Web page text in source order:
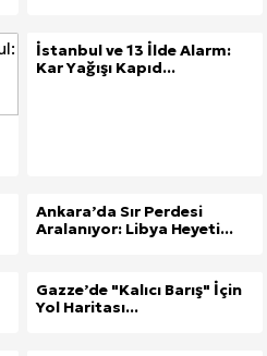
İstanbul ve 13 İlde Alarm:
Kar Yağışı Kapıd...
Ankara’da Sır Perdesi
Aralanıyor: Libya Heyeti...
Gazze’de "Kalıcı Barış" İçin
Yol Haritası...